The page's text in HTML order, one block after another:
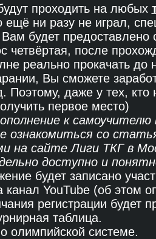
проходить на любых
ещё ни разу не играл,
Вам будет предоставлено
четвёртая, после
реально прокачать до
Вы сможете
Поэтому, даже у тех, кто
первое место)
к самоучителю
ознакомиться со
на сайте Лиги ТКГ в
доступно и
будет записано
YouTube (об этом
регистрации будет
таблица.
олимпийской системе.